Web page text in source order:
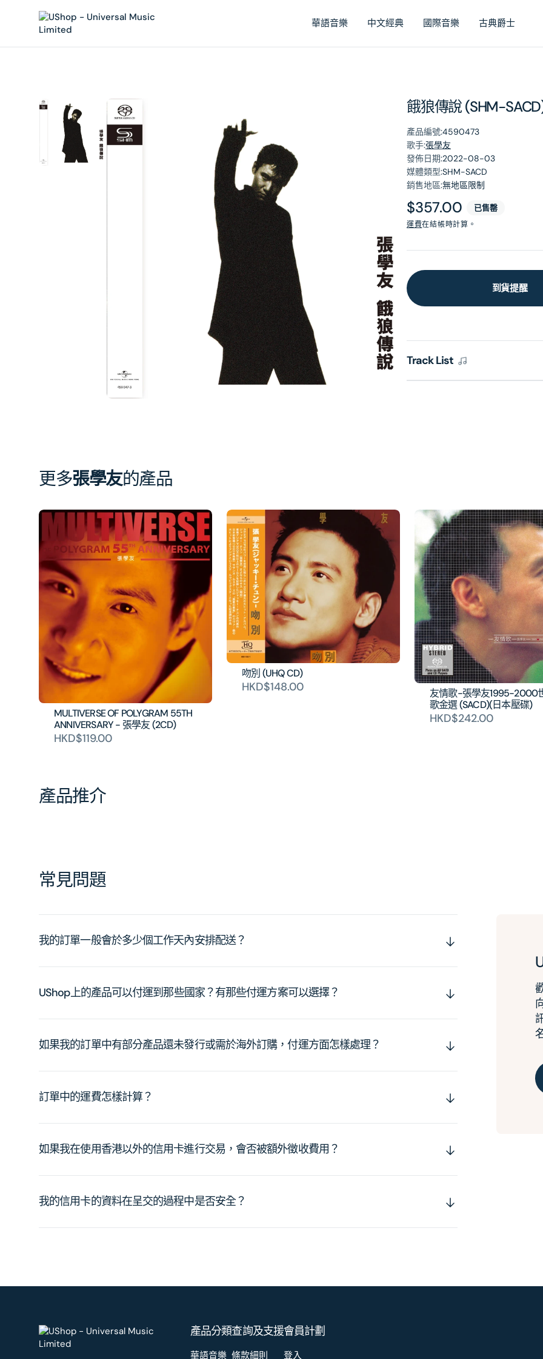
華語音樂 中文經典 國際音樂 古典爵士
餓狼傳說 (SHM-
產品編號:4590473
歌手:張學友
發佈日期:2022-08-03
媒體類型:SHM-SACD
銷售地區:無地區限制
原
價
$357.00 已售罄
運費在結帳時計算。
到貨提醒
Track List
在
相
簿
中
開
啟
第
1
張
更多張學友的產品
MULTIVERSE OF POLYGRAM 55TH
ANNIVERSARY - 張學友 (2CD)
HKD$119.00
吻別 (UHQ CD)
HKD$148.00
友情歌-張學友1995-2000
歌金選 (SACD)(日本壓碟)
HKD$242.00
產品推介
常見問題
我的訂單一般會於多少個工作天內安排配送？
UShop上的產品可以付運到那些國家？有那些付運方案可以選擇？
如果我的訂單中有部分產品還未發行或需於海外訂購，付運方面怎樣處理？
訂單中的運費怎樣計算？
如果我在使用香港以外的信用卡進行交易，會否被額外徵收費用？
我的信用卡的資料在呈交的過程中是否安全？
產品分類
華語音樂
查詢及支援
條款細則
會員計劃
登入